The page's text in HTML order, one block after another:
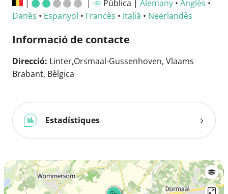
|
| Pública | Alemany• Anglès •
Danès • Espanyol • Francès • Italià • Neerlandès
Informació de contacte
Direcció: Linter,Orsmaal-Gussenhoven, Vlaams
Brabant, Bèlgica
Estadístiques